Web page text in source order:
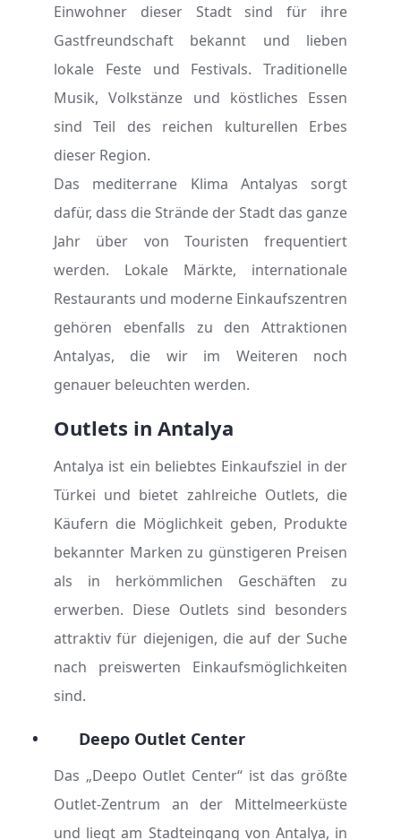
Einwohner dieser Stadt sind für ihre
Gastfreundschaft bekannt und lieben
lokale Feste und Festivals. Traditionelle
Musik, Volkstänze und köstliches Essen
sind Teil des reichen kulturellen Erbes
dieser Region.
Das mediterrane Klima Antalyas sorgt
dafür, dass die Strände der Stadt das ganze
Jahr über von Touristen frequentiert
werden. Lokale Märkte, internationale
Restaurants und moderne Einkaufszentren
gehören ebenfalls zu den Attraktionen
Antalyas, die wir im Weiteren noch
genauer beleuchten werden.
Outlets in Antalya
Antalya ist ein beliebtes Einkaufsziel in der
Türkei und bietet zahlreiche Outlets, die
Käufern die Möglichkeit geben, Produkte
bekannter Marken zu günstigeren Preisen
als in herkömmlichen Geschäften zu
erwerben. Diese Outlets sind besonders
attraktiv für diejenigen, die auf der Suche
nach preiswerten Einkaufsmöglichkeiten
sind.
• Deepo Outlet Center
Das „Deepo Outlet Center“ ist das größte
Outlet-Zentrum an der Mittelmeerküste
und liegt am Stadteingang von Antalya, in